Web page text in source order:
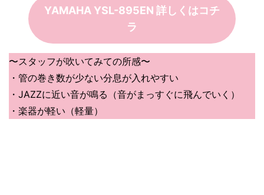
YAMAHA YSL-895EN 詳しくはコチ
ラ
〜スタッフが吹いてみての所感〜
・管の巻き数が少ない分息が入れやすい
・JAZZに近い音が鳴る（音がまっすぐに飛んでいく）
・楽器が軽い（軽量）